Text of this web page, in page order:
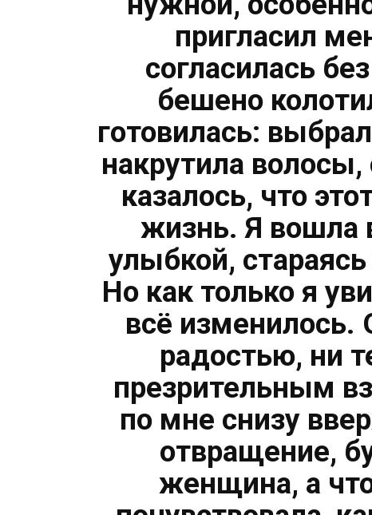
пригласил
согласилась
бешено
готовилась:
накрутила
казалось, что
жизнь. Я вошла
улыбкой,
Но как только я
всё изменилось.
радостью, ни
презрительным
по мне снизу
отвращение,
женщина, а